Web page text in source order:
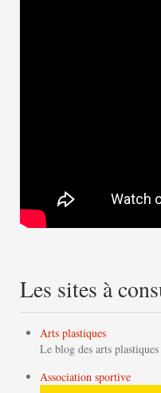
Les sites à
Arts plastiques
Le blog des arts
Association sportive